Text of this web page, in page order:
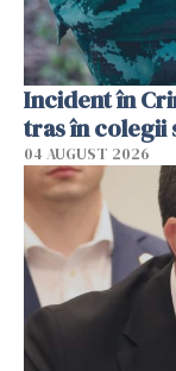
Incident în
tras în colegii
04 AUGUST 2026